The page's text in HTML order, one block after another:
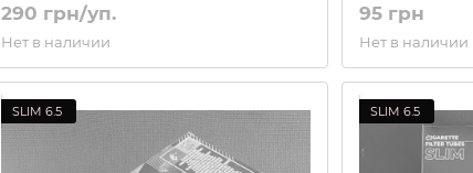
290 грн/уп.
Нет в наличии
95 грн
Нет в наличии
SLIM 6.5 SLIM 6.5